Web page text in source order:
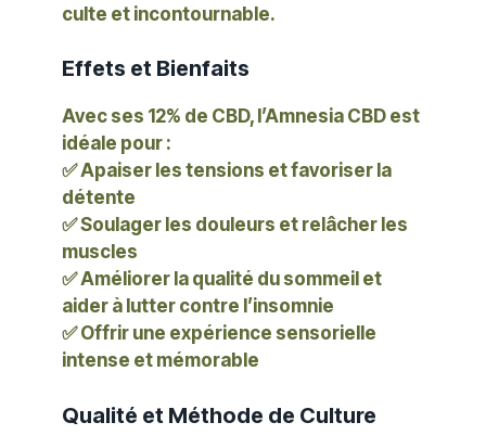
culte et incontournable.
Effets et Bienfaits
Avec ses 12% de CBD, l’Amnesia CBD est
idéale pour :
✅ Apaiser les tensions et favoriser la
détente
✅ Soulager les douleurs et relâcher les
muscles
✅ Améliorer la qualité du sommeil et
aider à lutter contre l’insomnie
✅ Offrir une expérience sensorielle
intense et mémorable
Qualité et Méthode de Culture